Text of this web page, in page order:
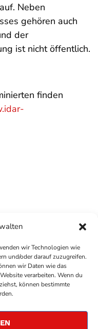
wir Technologien wie
und/oder darauf zuzugreifen.
wir Daten wie das
verarbeiten. Wenn du
können bestimmte
Neben
gehören auch
der
ist nicht öffentlich.
finden